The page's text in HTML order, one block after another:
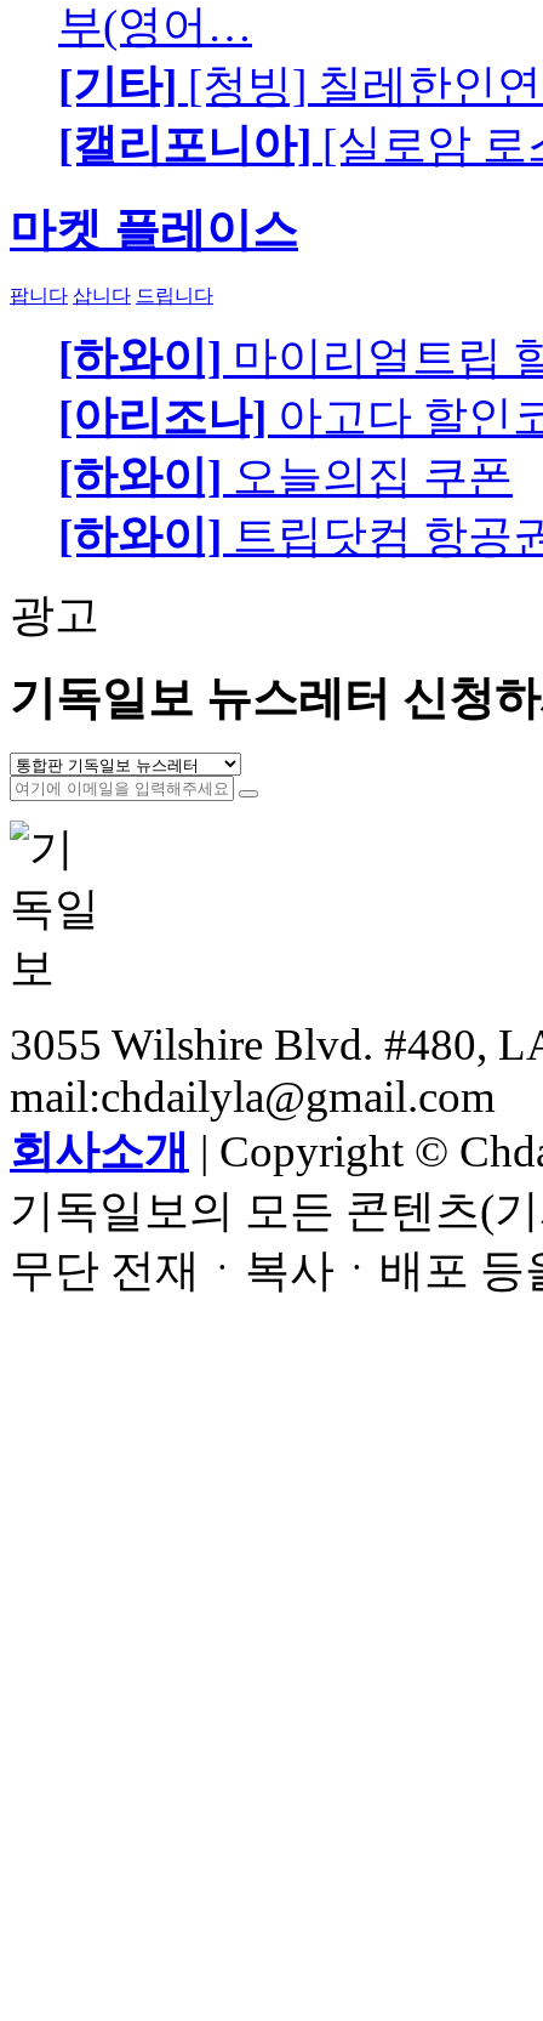
부(영어…
[기타] [청빙] 칠레한인
[캘리포니아] [실로암 로
마켓 플레이스
팝니다 삽니다 드립니다
[하와이] 마이리얼트립
[아리조나] 아고다 할인
[하와이] 오늘의집 쿠폰
[하와이] 트립닷컴 항공
광고
기독일보 뉴스레터 신청
3055 Wilshire Blvd. #480,
mail:chdailyla@gmail.com
회사소개 | Copyright ©
기독일보의 모든 콘텐츠(
무단 전재ㆍ복사ㆍ배포 등